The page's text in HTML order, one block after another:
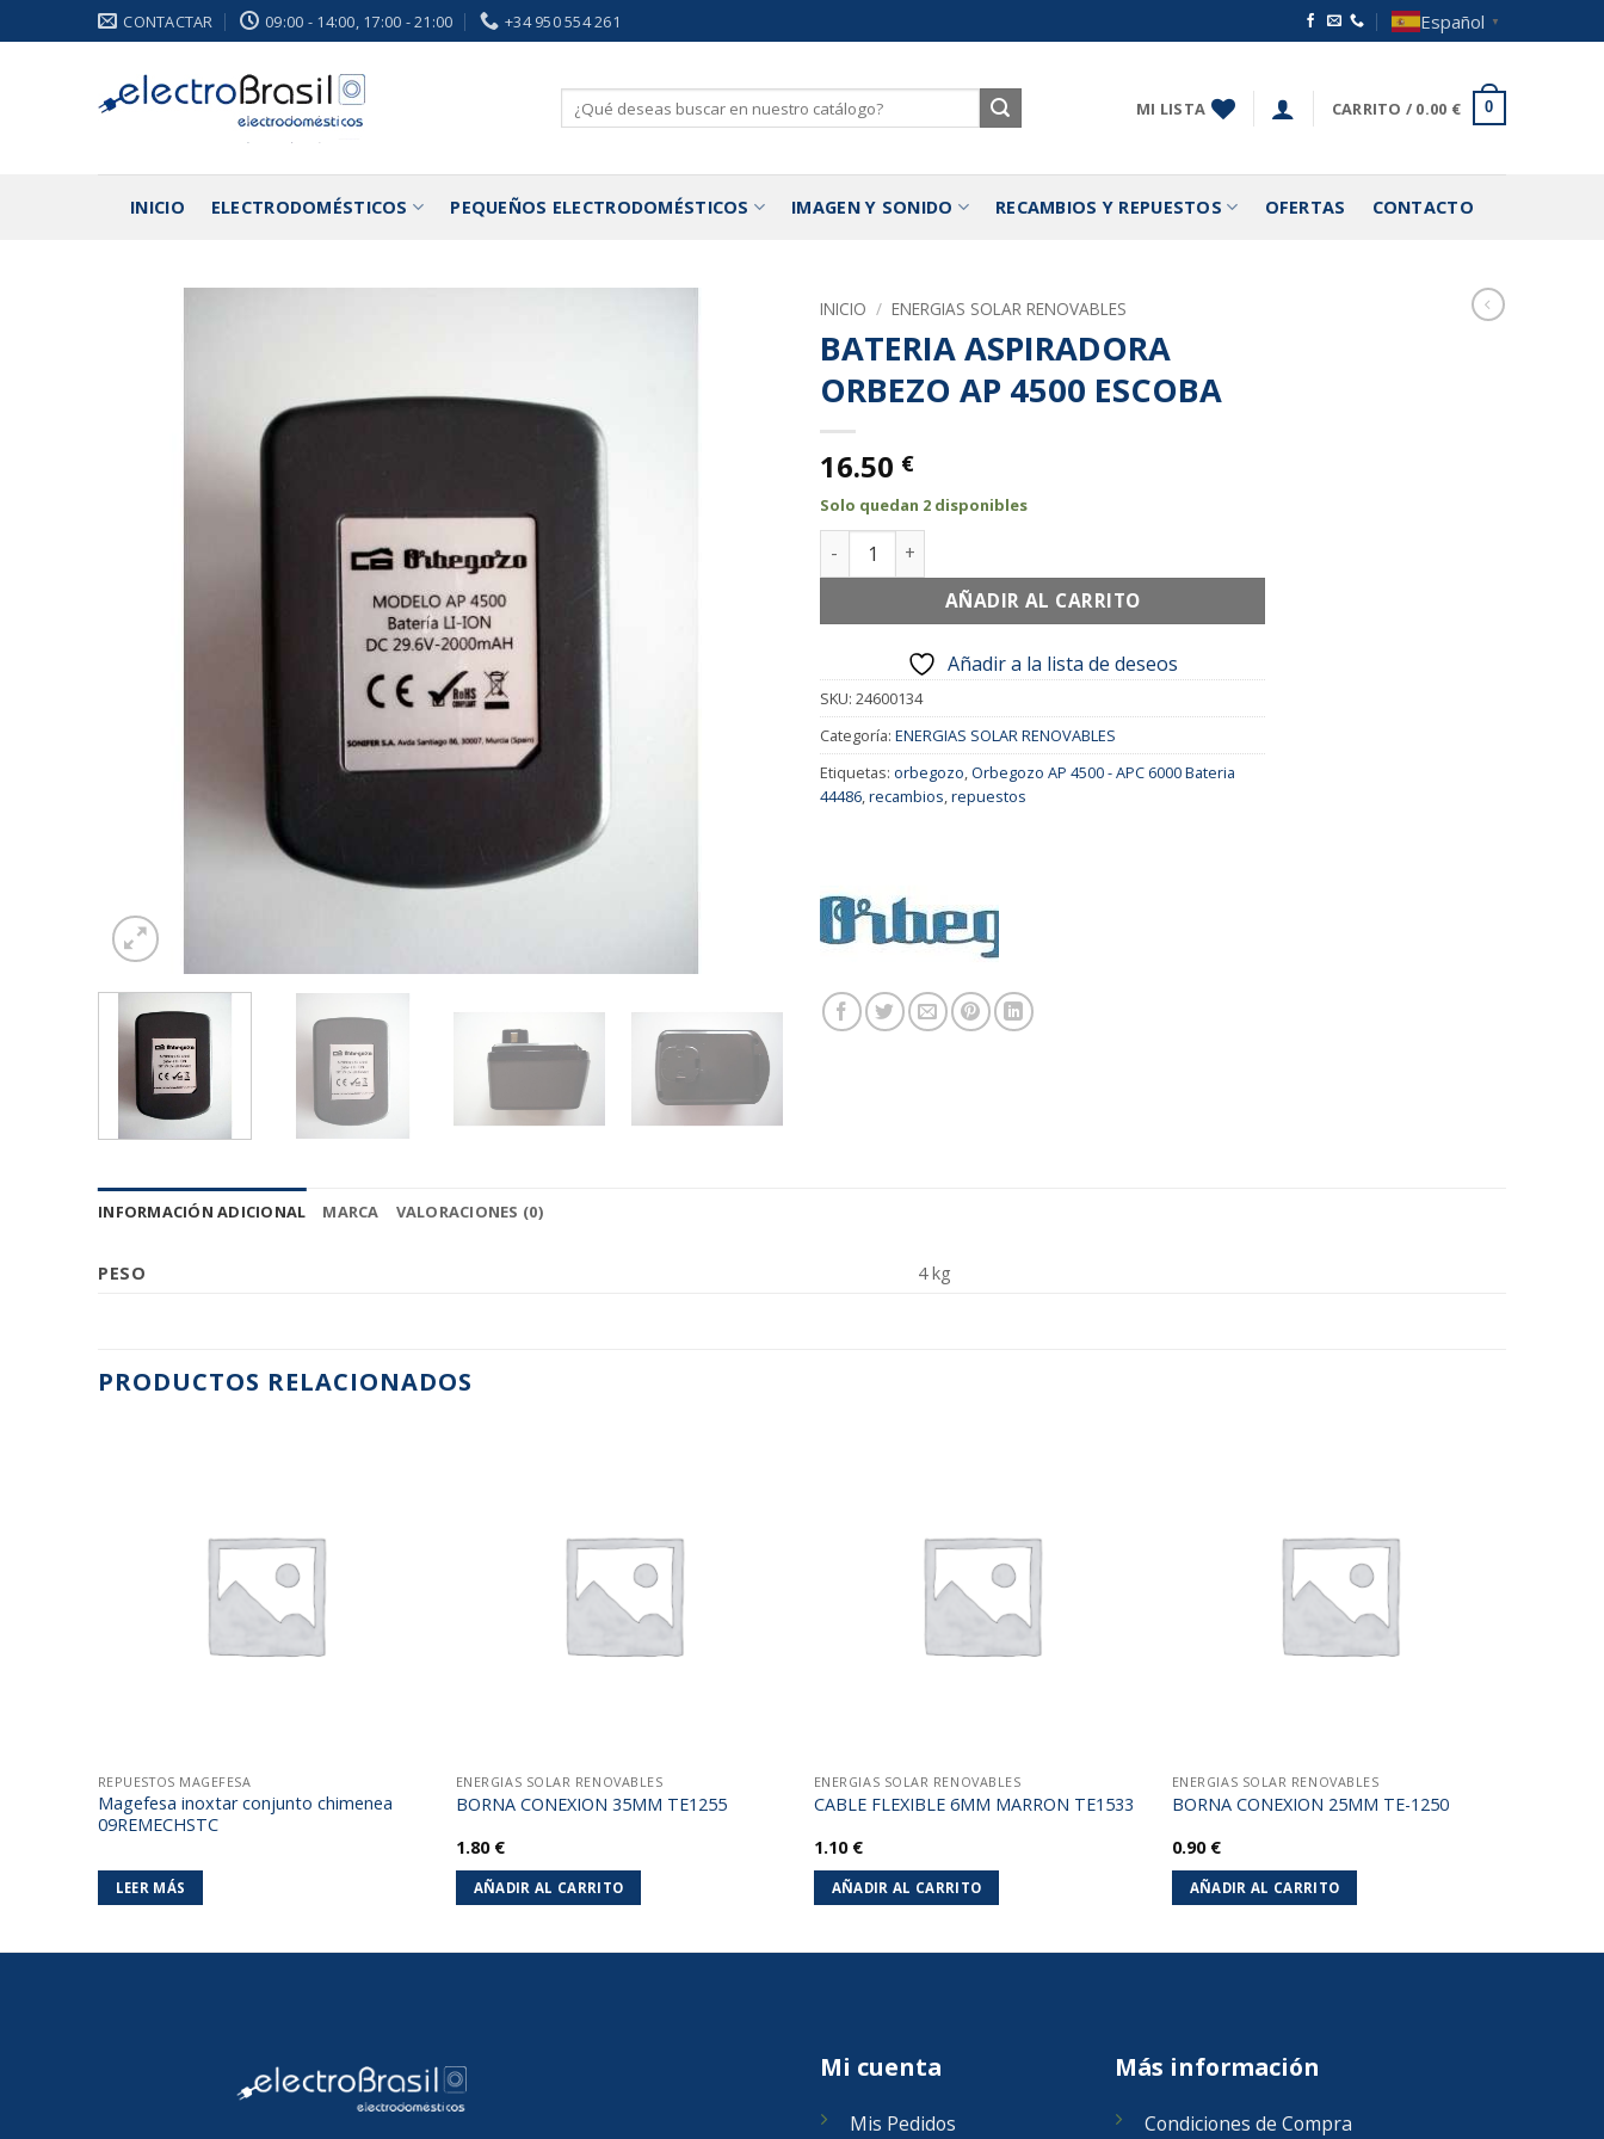
al
CONTACTAR 09:00 - 14:00, 17:00 - 21:00 +34 950 554 261 Español ▼
Buscar
por:
MI LISTA CARRITO / 0.00 € 0
INICIO ELECTRODOMÉSTICOS PEQUEÑOS ELECTRODOMÉSTICOS IMAGEN Y SONIDO RECAMBIOS Y REPUESTOS OFERTAS CONTACTO
INICIO / ENERGIAS SOLAR RENOVABLES
BATERIA ASPIRADORA
ORBEZO AP 4500 ESCOBA
16.50 €
Solo quedan 2 disponibles
BATERIA ASPIRADORA ORBEZO AP 4500 ESCOBA cantidad
AÑADIR AL CARRITO
Añadir a la lista de deseos
SKU: 24600134
Categoría: ENERGIAS SOLAR RENOVABLES
Etiquetas: orbegozo Orbegozo AP 4500 - APC 6000 Bateria
44486 recambios repuestos
INFORMACIÓN ADICIONAL MARCA VALORACIONES (0)
PESO 4 kg
PRODUCTOS RELACIONADOS
REPUESTOS MAGEFESA
Magefesa inoxtar conjunto chimenea
09REMECHSTC
LEER MÁS
ENERGIAS SOLAR RENOVABLES
BORNA CONEXION 35MM TE1255
1.80 €
AÑADIR AL CARRITO
ENERGIAS SOLAR RENOVABLES
CABLE FLEXIBLE 6MM MARRON TE1533
1.10 €
AÑADIR AL CARRITO
ENERGIAS SOLAR RENOVABLES
BORNA CONEXION 25MM TE-1250
0.90 €
AÑADIR AL CARRITO
Mi cuenta
Mis Pedidos
Más información
Condiciones de Compra